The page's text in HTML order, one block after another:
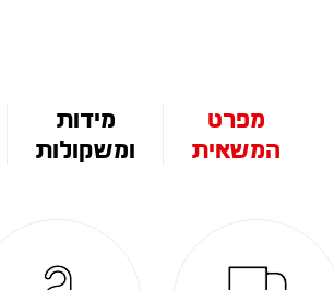
מפרט
המשאית
מידות
ומשקולות